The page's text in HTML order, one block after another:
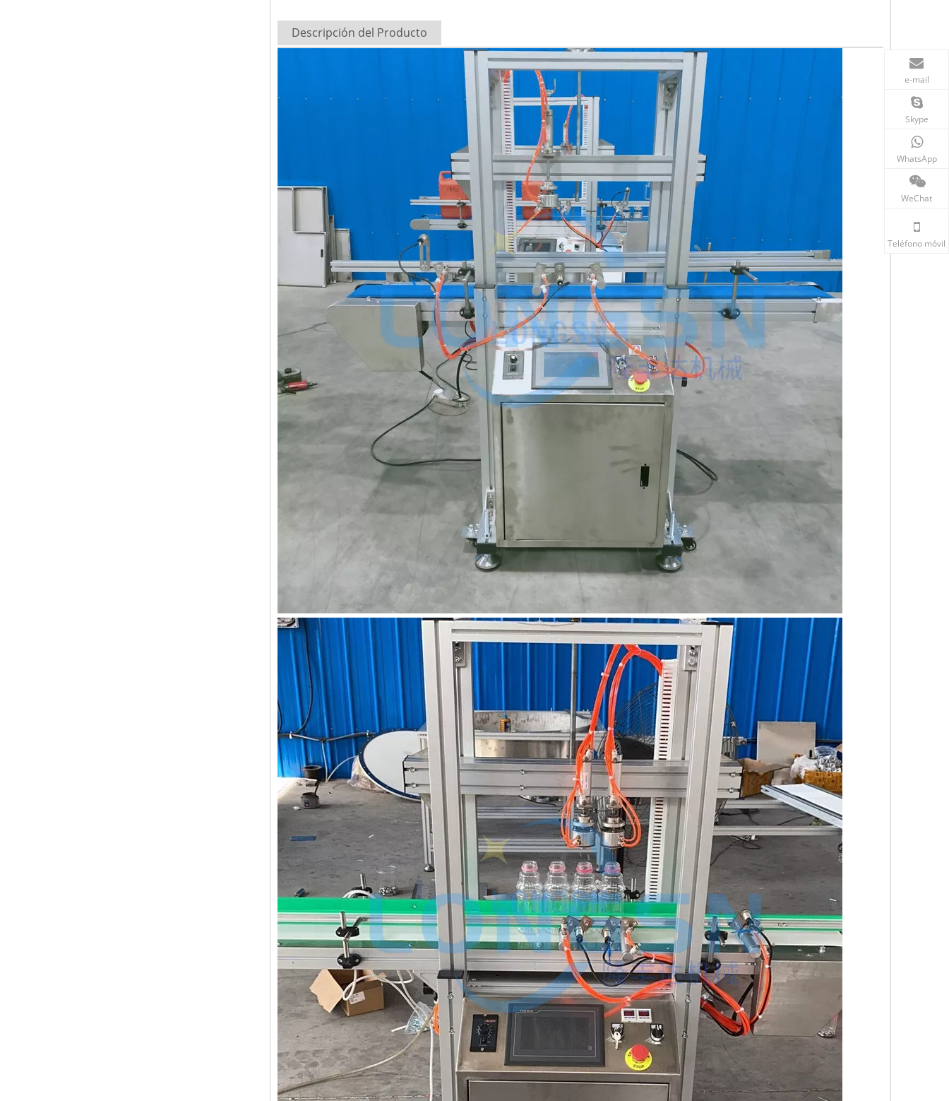
Descripción del Producto
e-mail
Skype
WhatsApp
WeChat
Teléfono móvil